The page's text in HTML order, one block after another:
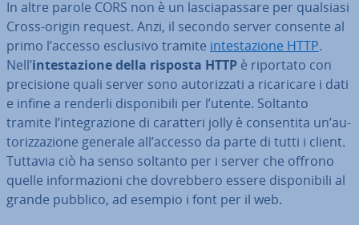
In altre parole CORS non è un la­scia­pas­sa­re per qualsiasi
Cross-origin request. Anzi, il secondo server consente al
primo l’accesso esclusivo tramite in­te­sta­zio­ne HTTP.
Nell’in­te­sta­zio­ne della risposta HTTP è riportato con
pre­ci­sio­ne quali server sono au­to­riz­za­ti a ri­ca­ri­ca­re i dati
e infine a renderli di­spo­ni­bi­li per l’utente. Soltanto
tramite l’in­te­gra­zio­ne di caratteri jolly è con­sen­ti­ta un’au­
to­riz­za­zio­ne generale all’accesso da parte di tutti i client.
Tuttavia ciò ha senso soltanto per i server che offrono
quelle in­for­ma­zio­ni che do­vreb­be­ro essere di­spo­ni­bi­li al
grande pubblico, ad esempio i font per il web.